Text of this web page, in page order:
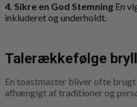
4. Sikre en God Stemning En
inkluderet og underholdt.
Talerækkefølge
En toastmaster bliver ofte
afhængigt af traditioner og